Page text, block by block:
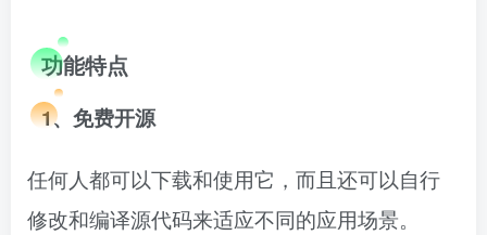
功能特点
1、免费开源
任何人都可以下载和使用它，而且还可以自行
修改和编译源代码来适应不同的应用场景。